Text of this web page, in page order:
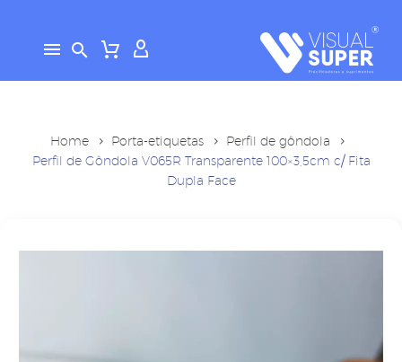
Home Porta-etiquetas
Perfil de gôndola
Perfil de Gôndola V065R Transparente 100×3,5cm c/ Fita
Dupla Face